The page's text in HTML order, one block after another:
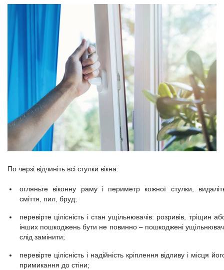
По черзі відчиніть всі стулки вікна:
огляньте віконну раму і периметр кожної стулки,
сміття, пил, бруд;
перевірте цілісність і стан ущільнювачів: розривів, тріщин
інших пошкоджень бути не повинно – пошкоджені
слід замінити;
перевірте цілісність і надійність кріплення відливу і місця
примикання до стіни;